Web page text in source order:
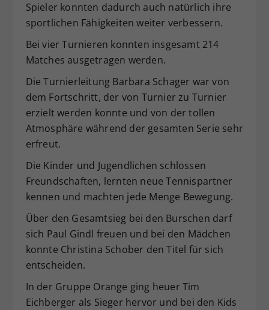
Spieler konnten dadurch auch natürlich ihre
sportlichen Fähigkeiten weiter verbessern.
Bei vier Turnieren konnten insgesamt 214
Matches ausgetragen werden.
Die Turnierleitung Barbara Schager war von
dem Fortschritt, der von Turnier zu Turnier
erzielt werden konnte und von der tollen
Atmosphäre während der gesamten Serie sehr
erfreut.
Die Kinder und Jugendlichen schlossen
Freundschaften, lernten neue Tennispartner
kennen und machten jede Menge Bewegung.
Über den Gesamtsieg bei den Burschen darf
sich Paul Gindl freuen und bei den Mädchen
konnte Christina Schober den Titel für sich
entscheiden.
In der Gruppe Orange ging heuer Tim
Eichberger als Sieger hervor und bei den Kids
Zweck
Dieser Wert speichert Ihre Consent-
Einstellungen. Unter anderem eine
zufällig generierte ID, für die
historische Speicherung Ihrer
vorgenommen Einstellungen, falls der
Webseiten-Betreiber dies eingestellt
hat.